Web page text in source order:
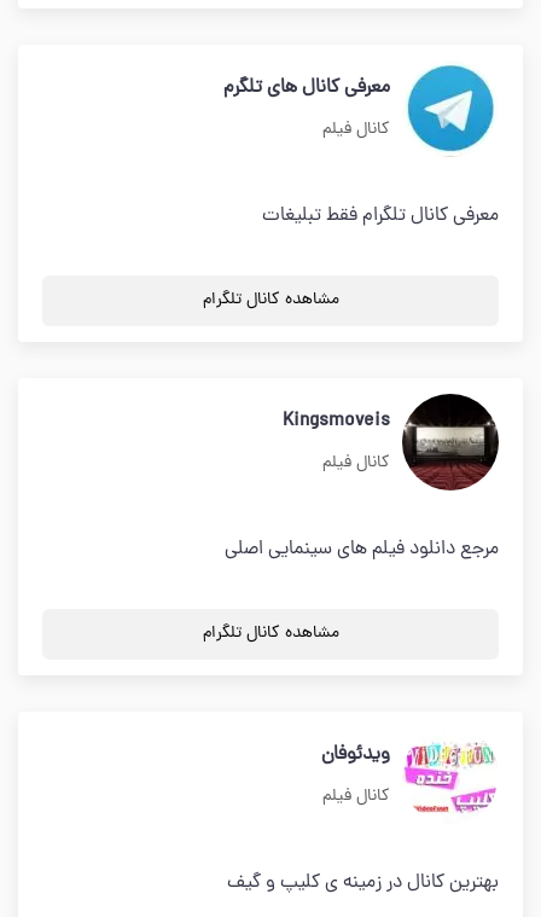
معرفی کانال های تلگرم
کانال فیلم
معرفی کانال تلگرام فقط تبلیغات
مشاهده کانال تلگرام
Kingsmoveis
کانال فیلم
مرجع دانلود فیلم های سینمایی اصلی
مشاهده کانال تلگرام
ویدئوفان
کانال فیلم
بهترین کانال در زمینه ی کلیپ و گیف